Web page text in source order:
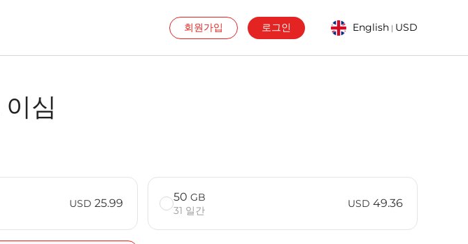
회원가입 로그인 English | USD
심
USD 25.99 50 GB
31 일간
USD 49.36